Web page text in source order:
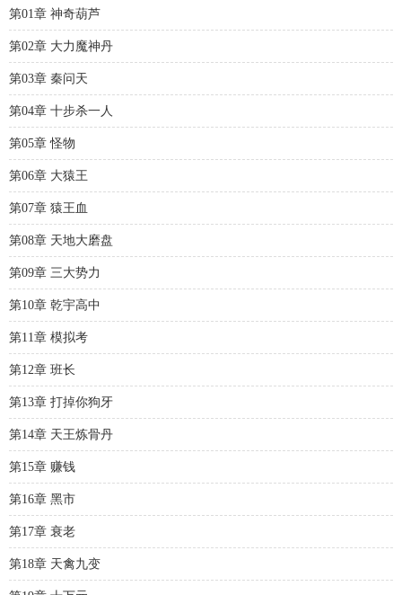
第01章 神奇葫芦
第02章 大力魔神丹
第03章 秦问天
第04章 十步杀一人
第05章 怪物
第06章 大猿王
第07章 猿王血
第08章 天地大磨盘
第09章 三大势力
第10章 乾宇高中
第11章 模拟考
第12章 班长
第13章 打掉你狗牙
第14章 天王炼骨丹
第15章 赚钱
第16章 黑市
第17章 衰老
第18章 天禽九变